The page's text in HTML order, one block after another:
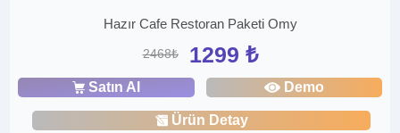
Hazır Cafe Restoran Paketi Omy
2468₺ 1299 ₺
Satın Al Demo
Ürün Detay